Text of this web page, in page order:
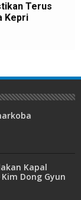
Terus
Kepri
Kapal
Dong Gyun